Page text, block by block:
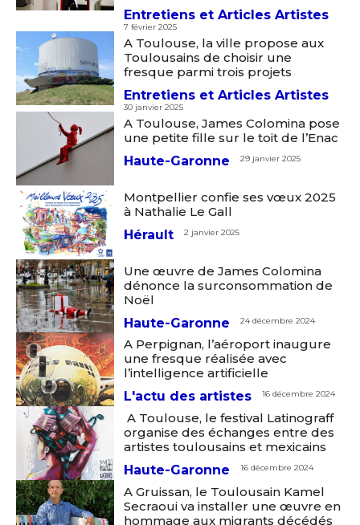
Adresse email*
Nom
Prénom
Statut / Organisation
J'accepte lestermes et conditions
* Champ obligatoire
Adresse email*
Nom
Prénom
Statut / Organisation
J'accepte les termes et conditions
Entretiens et Articles Artistes
7 février 2025
A Toulouse, la ville propose aux
Toulousains de choisir une
fresque parmi trois projets
Entretiens et Articles Artistes
30 janvier 2025
A Toulouse, James Colomina pose
une petite fille sur le toit de l’Enac
Haute-Garonne
29 janvier 2025
Montpellier confie ses vœux 2025
à Nathalie Le Gall
Hérault
2 janvier 2025
Une œuvre de James Colomina
dénonce la surconsommation de
Noël
Haute-Garonne
24 décembre 2024
A Perpignan, l’aéroport inaugure
une fresque réalisée avec
l’intelligence artificielle
L'actu des artistes
16 décembre 2024
A Toulouse, le festival Latinograff
organise des échanges entre des
artistes toulousains et mexicains
Haute-Garonne
16 décembre 2024
A Gruissan, le Toulousain Kamel
Secraoui va installer une œuvre en
hommage aux migrants décédés